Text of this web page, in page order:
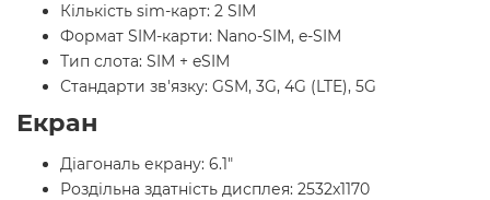
Кількість sim-карт: 2 SIM
Формат SIM-карти: Nano-SIM, e-SIM
Тип слота: SIM + eSIM
Стандарти зв'язку: GSM, 3G, 4G (LTE), 5G
Екран
Діагональ екрану: 6.1"
Роздільна здатність дисплея: 2532x1170